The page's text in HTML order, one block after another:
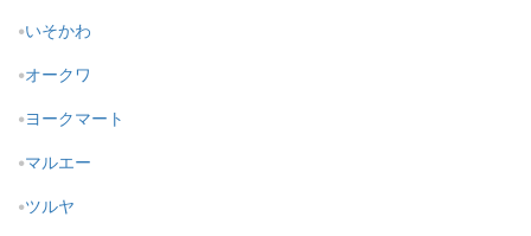
いそかわ
オークワ
ヨークマート
マルエー
ツルヤ